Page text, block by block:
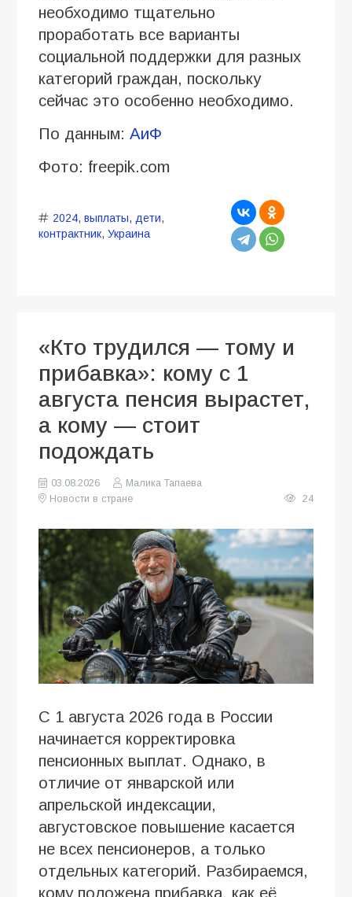
необходимо тщательно
проработать все варианты
социальной поддержки для разных
категорий граждан, поскольку
сейчас это особенно необходимо.
По данным: АиФ
Фото: freepik.com
2024, выплаты, дети,
контрактник, Украина
«Кто трудился — тому и
прибавка»: кому с 1
августа пенсия вырастет,
а кому — стоит
подождать
03.08.2026
Малика Тапаева
Новости в стране
24
С 1 августа 2026 года в России
начинается корректировка
пенсионных выплат. Однако, в
отличие от январской или
апрельской индексации,
августовское повышение касается
не всех пенсионеров, а только
отдельных категорий. Разбираемся,
кому положена прибавка, как её